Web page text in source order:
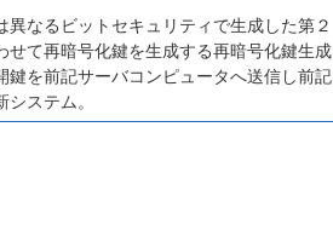
なるビットセキュリティで生成した第２
て再暗号化鍵を生成する再暗号化鍵生成
を前記サーバコンピュータへ送信し前記
ステム。